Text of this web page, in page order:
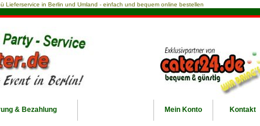
Lieferservice in Berlin und Umland - einfach und bequem online bestellen
& Bezahlung Kontakt
Mein Konto